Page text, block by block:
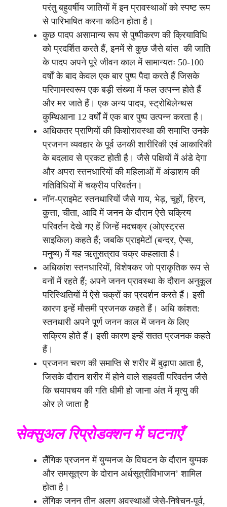
परंतु बहुवर्षीय जातियों में इन प्रावस्थाओं को स्पष्ट रूप
से पारिभाषित करना कठिन होता है।
कुछ पादप असामान्य रूप से पुष्पीकरण की क्रियाविधि
को प्रदर्शित करते हैं, इनमें से कुछ जैसे बांस की जाति
के पादप अपने पूरे जीवन काल में सामान्यतः 50-100
वर्षों के बाद केवल एक बार पुष्प पैदा करते हैं जिसके
परिणामस्वरूप एक बड़ी संख्या में फल उत्पन्न होते हैं
और मर जाते हैं। एक अन्य पादप, स्ट्रोबिलेन्थस
कुम्थिआना 12 वर्षों में एक बार पुष्प उत्पन्न करता है।
अधिकतर प्राणियों की किशोरावस्था की समाप्ति उनके
प्रजनन व्यवहार के पूर्व उनकी शारीरिकी एवं आकारिकी
के बदलाव से प्रकट होती है। जैसे पक्षियों में अंडे देगा
और अपरा स्तनधारियों की महिलाओं में अंडाशय की
गतिविधियों में चक्रीय परिवर्तन।
नॉन-प्राइमेट स्तनधारियों जैसे गाय, भेड़, चूहों, हिरन,
कुत्ता, चीता, आदि में जनन के दौरान ऐसे चक्रिय
परिवर्तन देखे गए हें जिन्हें मदचक्र (ओएस्ट्रस
साइकिल) कहते हैं; जबकि प्राइमेटों (बन्दर, ऐप्स,
मनुष्य) में यह ऋतुसत्राव चक्र कहलाता है।
अधिकांश स्तनधारियों, विशेषकर जो प्राकृतिक रूप से
वनों में रहते हैं; अपने जनन प्रावस्था के दौरान अनुकूल
परिस्थितियों में ऐसे चक्रों का प्रदर्शन करते हैं। इसी
कारण इन्हें मौसमी प्रजनक कहते हैं। अधि कांशत:
स्तनधारी अपने पूर्ण जनन काल में जनन के लिए
सक्रिय होते हैं। इसी कारण इन्हें सतत प्रजनक कहते
हैं।
प्रजनन चरण की समाप्ति से शरीर में बुढ़ापा आता है,
जिसके दौरान शरीर में होने वाले सहवर्ती परिवर्तन जैसे
कि चयापचय की गति धीमी हो जाना अंत में मृत्यु की
ओर ले जाता हेै
सेक्सुअल रिप्रोडक्शन में घटनाएँ
लेैंगिक प्रजनन में युग्मनज के विघटन के दौरान युग्मक
और समसूत्रण के दोरान अर्धसूत्रीविभाजन’ शामिल
होता है।
लेंगिक जनन तीन अलग अवस्थाओं जेसे-निषेचन-पूर्व,